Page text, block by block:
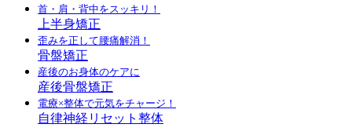
首・肩・背中をスッキリ！
上半身矯正
歪みを正して腰痛解消！
骨盤矯正
産後のお身体のケアに
産後骨盤矯正
電療×整体で元気をチャージ！
自律神経リセット整体